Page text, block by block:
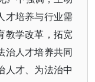
才培养与行业需
教学改革，拓宽
治人才培养共同
人才、为法治中